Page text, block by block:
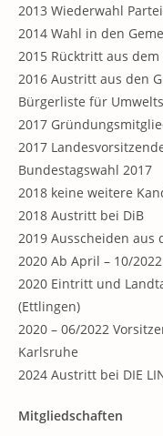
2013 Wiederwahl
2014 Wahl in den
2015 Rücktritt aus
2016 Austritt aus den
Bürgerliste für
2017
2017
Bundestagswahl 2017
2018 keine weitere
2018 Austritt bei DiB
2019 Ausscheiden aus
2020 Ab April – 10/
2020 Eintritt und
(Ettlingen)
2020 – 06/2022
Karlsruhe
2024 Austritt bei DIE
Mitgliedschaften